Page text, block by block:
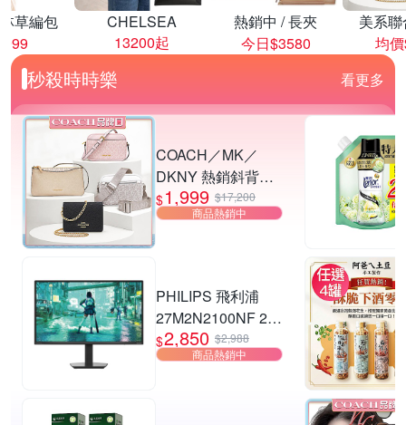
草編包
CHELSEA
13200起
熱銷中 / 長夾
今日$3580
美系
均
秒殺時時樂 看更多
COACH／MK／
DKNY 熱銷斜背包.
小廢包 多款供選
$1,999 $17,200
商品熱銷中
PHILIPS 飛利浦
27M2N2100NF 27
型 IPS FHD 144Hz
電競螢幕
$2,850 $2,988
商品熱銷中